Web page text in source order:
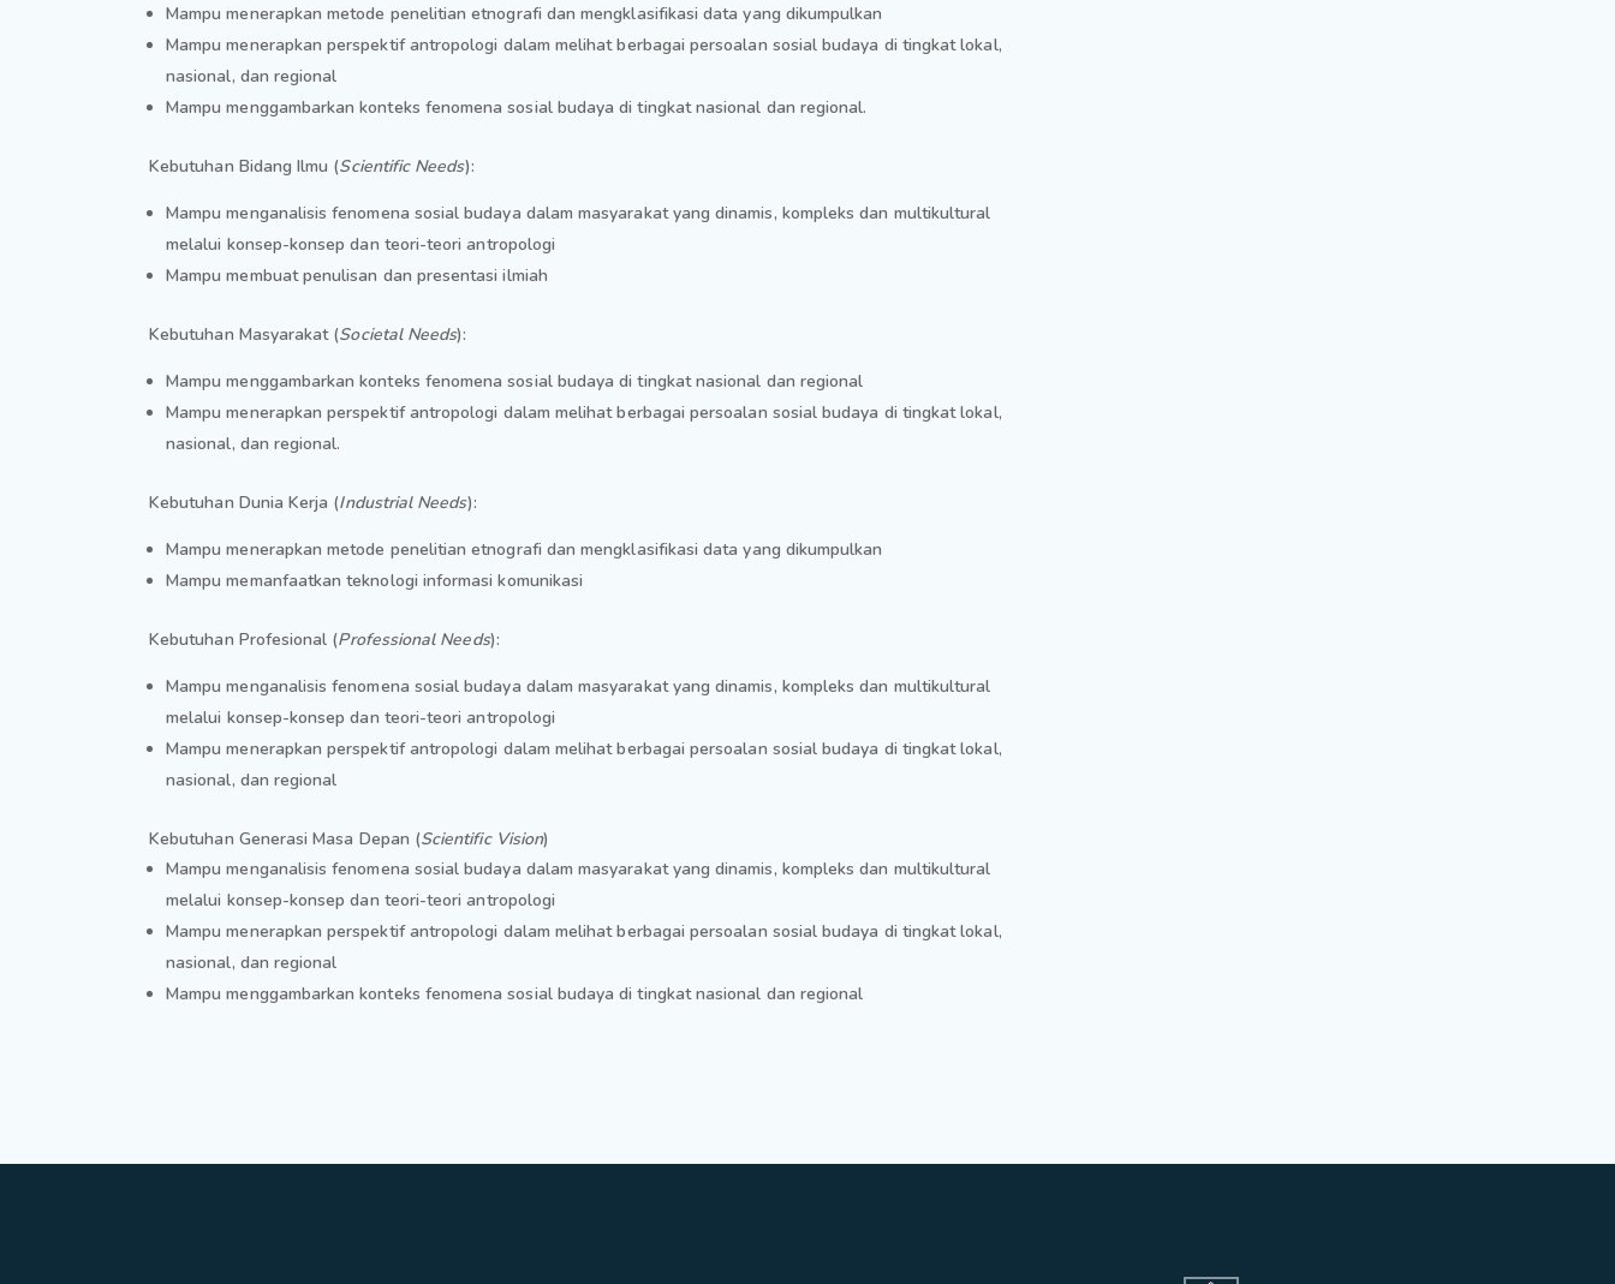
Mampu menerapkan metode penelitian etnografi dan mengklasifikasi data yang dikumpulkan
Mampu menerapkan perspektif antropologi dalam melihat berbagai persoalan sosial budaya di tingkat lokal,
nasional, dan regional
Mampu menggambarkan konteks fenomena sosial budaya di tingkat nasional dan regional.
Kebutuhan Bidang Ilmu (Scientific Needs):
Mampu menganalisis fenomena sosial budaya dalam masyarakat yang dinamis, kompleks dan multikultural
melalui konsep-konsep dan teori-teori antropologi
Mampu membuat penulisan dan presentasi ilmiah
Kebutuhan Masyarakat (Societal Needs):
Mampu menggambarkan konteks fenomena sosial budaya di tingkat nasional dan regional
Mampu menerapkan perspektif antropologi dalam melihat berbagai persoalan sosial budaya di tingkat lokal,
nasional, dan regional.
Kebutuhan Dunia Kerja (Industrial Needs):
Mampu menerapkan metode penelitian etnografi dan mengklasifikasi data yang dikumpulkan
Mampu memanfaatkan teknologi informasi komunikasi
Kebutuhan Profesional (Professional Needs):
Mampu menganalisis fenomena sosial budaya dalam masyarakat yang dinamis, kompleks dan multikultural
melalui konsep-konsep dan teori-teori antropologi
Mampu menerapkan perspektif antropologi dalam melihat berbagai persoalan sosial budaya di tingkat lokal,
nasional, dan regional
Kebutuhan Generasi Masa Depan (Scientific Vision)
Mampu menganalisis fenomena sosial budaya dalam masyarakat yang dinamis, kompleks dan multikultural
melalui konsep-konsep dan teori-teori antropologi
Mampu menerapkan perspektif antropologi dalam melihat berbagai persoalan sosial budaya di tingkat lokal,
nasional, dan regional
Mampu menggambarkan konteks fenomena sosial budaya di tingkat nasional dan regional